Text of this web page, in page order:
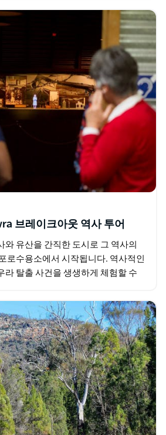
브레이크아웃 역사 투어
와 유산을 간직한 도시로 그 역사의
로수용소에서 시작됩니다. 역사적인
라 탈출 사건을 생생하게 체험할 수